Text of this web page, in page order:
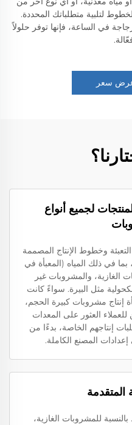
لتلبية متطلباتك المحددة.
تتراوح بين 3000 و36000 زجاجة في الساعة، فإنها توفر حلولاً
سعر
لجميع أنواع
وخطوط الإنتاج المصممة
في ذلك المياه (المعبأة في
الغازية، والمشروبات غير
مثل البيرة. سواءً كانت
مشروبات كبيرة الحجم،
العثور على المعدات
إنتاجهم الخاصة، بدءًا من
إعدادات المصنع الكاملة.
المتقدمة
بالنسبة للمشروبات الغازية،